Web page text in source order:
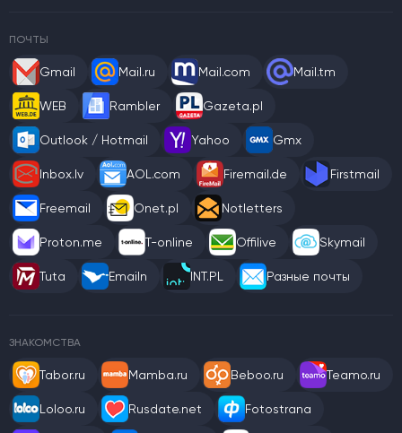
ПОЧТЫ
Gmail Mail.ru Mail.com Mail.tm
WEB Rambler Gazeta.pl
Outlook / Hotmail Yahoo Gmx
Inbox.lv AOL.com Firemail.de Firstmail
Freemail Onet.pl Notletters
Proton.me T-online Offilive Skymail
Tuta Emailn INT.PL Разные почты
ЗНАКОМСТВА
Tabor.ru Mamba.ru Beboo.ru Teamo.ru
Loloo.ru Rusdate.net Fotostrana